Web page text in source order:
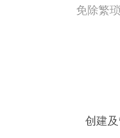
免除繁
创建